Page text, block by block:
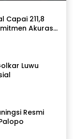
Capai 211,8
Akurasi
Luwu
Resmi